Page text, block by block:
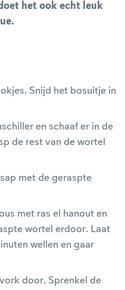
het ook echt leuk
Snijd het bosuitje in
en schaaf er in de
de rest van de wortel
met de geraspte
met ras el hanout en
wortel erdoor. Laat
wellen en gaar
door. Sprenkel de